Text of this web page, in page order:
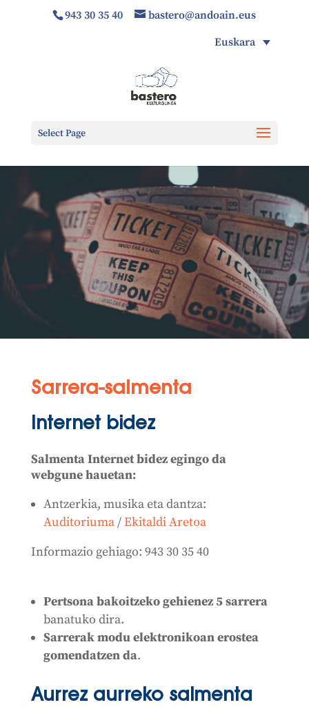
943 30 35 40
bastero@andoain.eus
Euskara
Select Page
Sarrera-salmenta
Internet bidez
Salmenta Internet bidez egingo da
webgune hauetan:
Antzerkia, musika eta dantza:
Auditoriuma/Ekitaldi Aretoa
Informazio gehiago: 943 30 35 40
Pertsona bakoitzeko gehienez 5 sarrera
banatuko dira.
Sarrerak modu elektronikoan erostea
gomendatzen da.
Aurrez aurreko salmenta